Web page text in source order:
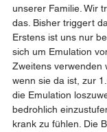
unserer Familie. Wir
das. Bisher triggert
Erstens ist uns nur
sich um Emulation
Zweitens verwenden
wenn sie da ist, zur
die Emulation
bedrohlich
krank zu fühlen. Die